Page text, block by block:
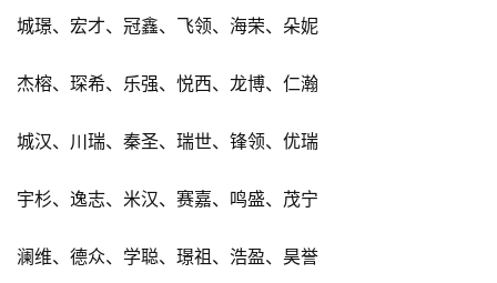
城璟、宏才、冠鑫、飞领、海荣、朵妮
杰榕、琛希、乐强、悦西、龙博、仁瀚
城汉、川瑞、秦圣、瑞世、锋领、优瑞
宇杉、逸志、米汉、赛嘉、鸣盛、茂宁
澜维、德众、学聪、璟祖、浩盈、昊誉